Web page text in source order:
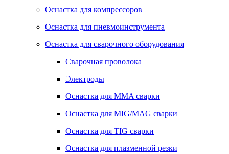
Оснастка для компрессоров
Оснастка для пневмоинструмента
Оснастка для сварочного оборудования
Сварочная проволока
Электроды
Оснастка для MMA сварки
Оснастка для MIG/MAG сварки
Оснастка для TIG сварки
Оснастка для плазменной резки